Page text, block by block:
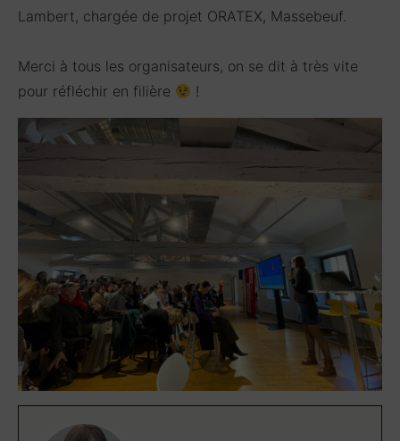
Lambert, chargée de projet ORATEX, Massebeuf.
Merci à tous les organisateurs, on se dit à très vite
pour réfléchir en filière
!